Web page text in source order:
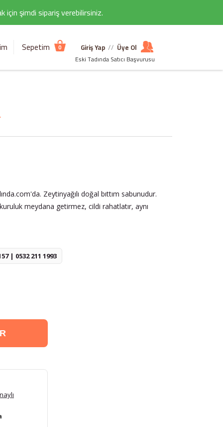
için şimdi sipariş verebilirsiniz.
Sepetim 0 Giriş Yap // Üye Ol
Eski Tadında Satıcı Başvurusu
Zeytinyağılı doğal bıttım sabunudur.
kuruluk meydana getirmez, cildi rahatlatır, aynı
| 0532 211 1993